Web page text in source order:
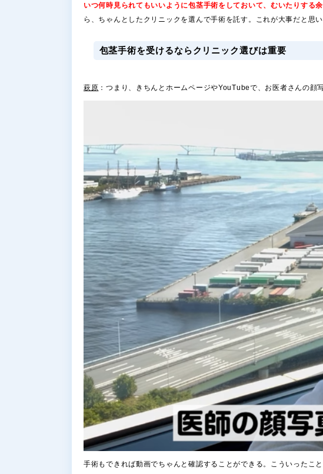
いつ何時見られてもいいように包茎手術をしておいて、むいたりする
ら、ちゃんとしたクリニックを選んで手術を託す。これが大事だと思い
包茎手術を受けるならクリニック選びは重要
萩原 ：つまり、きちんとホームページやYouTubeで、お医者さんの顔
手術もできれば動画でちゃんと確認することができる。こういったこ